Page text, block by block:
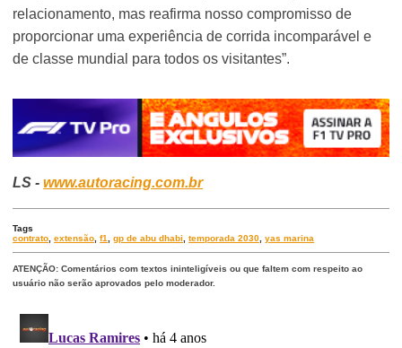
relacionamento, mas reafirma nosso compromisso de
proporcionar uma experiência de corrida incomparável e
de classe mundial para todos os visitantes”.
LS -www.autoracing.com.br
Tags
contrato,extensão,f1,gp de abu dhabi,temporada 2030,yas marina
ATENÇÃO: Comentários com textos ininteligíveis ou que faltem com respeito ao
usuário não serão aprovados pelo moderador.